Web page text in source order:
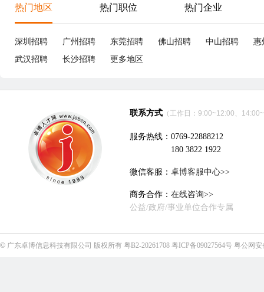
热门地区 热门职位 热门企业
深圳招聘 广州招聘 东莞招聘 佛山招聘 中山招聘
惠
武汉招聘
长沙招聘 更多地区
联系方式 （工作日：9:00~12:00、
服务热线：0769-22888212
180 3822 1922
微信客服： 卓博客服中心>>
商务合作： 在线咨询>>
公益/政府/事业单位合作专属
© 广东卓博信息科技有限公司 版权所有 粤B2-20261708 粤ICP备09027564号 粤公网安